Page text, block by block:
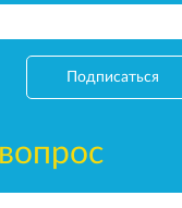
Подписаться